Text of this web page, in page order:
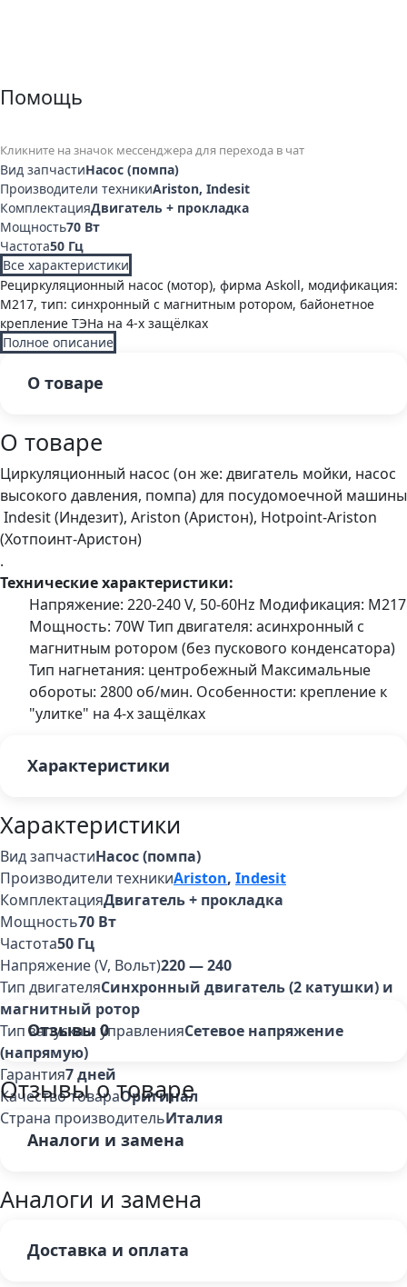
Помощь
Кликните на значок мессенджера для перехода в чат
Вид запчастиНасос (помпа)
Производители техникиAriston, Indesit
КомплектацияДвигатель + прокладка
Мощность70 Вт
Частота50 Гц
Все характеристики
Рециркуляционный насос (мотор), фирма Askoll, модификация:
M217, тип: синхронный с магнитным ротором, байонетное
крепление ТЭНа на 4-х защёлках
Полное описание
О товаре
О товаре
Циркуляционный насос (он же: двигатель мойки, насос
высокого давления, помпа) для посудомоечной машины
Indesit (Индезит), Ariston (Аристон), Hotpoint-Ariston
(Хотпоинт-Аристон)
.
Технические характеристики:
Напряжение: 220-240 V, 50-60Hz Модификация: M217
Мощность: 70W Тип двигателя: асинхронный с
магнитным ротором (без пускового конденсатора)
Тип нагнетания: центробежный Максимальные
обороты: 2800 об/мин. Особенности: крепление к
"улитке" на 4-х защёлках
Характеристики
Характеристики
Вид запчастиНасос (помпа)
Производители техникиAriston, Indesit
КомплектацияДвигатель + прокладка
Мощность70 Вт
Частота50 Гц
Напряжение (V, Вольт)220 — 240
Тип двигателяСинхронный двигатель (2 катушки) и
магнитный ротор
Тип запуска и управленияСетевое напряжение
(напрямую)
Гарантия7 дней
Качество товараОригинал
Страна производительИталия
Отзывы 0
Отзывы о товаре
Аналоги и замена
Аналоги и замена
Доставка и оплата